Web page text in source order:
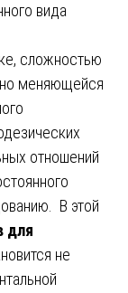
вида
сложностью
меняющейся
отношений
В этой
для
не